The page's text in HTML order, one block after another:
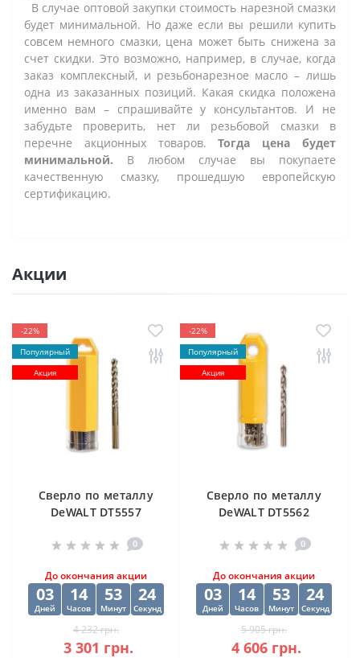
В случае оптовой закупки стоимость нарезной смазки
будет минимальной. Но даже если вы решили купить
совсем немного смазки, цена может быть снижена за
счет скидки. Это возможно, например, в случае, когда
заказ комплексный, и резьбонарезное масло – лишь
одна из заказанных позиций. Какая скидка положена
именно вам – спрашивайте у консультантов. И не
забудьте проверить, нет ли резьбовой смазки в
перечне акционных товаров.Тогда цена будет
минимальной. В любом случае вы покупаете
качественную смазку, прошедшую европейскую
сертификацию.
Акции
-22%
Популярный
Акция
Cверлo по металлу
DeWALT DT5557
10х84х133 мм
0
До окончания акции
03
Дней
14
Часов
53
Минут
24
Секунд
4 232 грн.
3 301 грн.
-22%
Популярный
Акция
Cверлo по металлу
DeWALT DT5562
(10 шт) 12.5х98х151
0
До окончания акции
03
Дней
14
Часов
53
Минут
24
Секунд
5 905 грн.
4 606 грн.